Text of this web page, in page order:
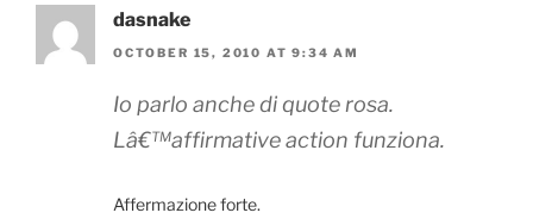
dasnake
OCTOBER 15, 2010 AT 9:34 AM
Io parlo anche di quote rosa.
Lâ€™affirmative action funziona.
Affermazione forte.